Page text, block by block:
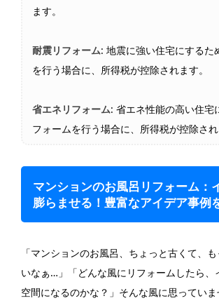
ます。
耐震リフォーム: 地震に強い住宅にするた
を行う場合に、所得税が控除されます。
省エネリフォーム: 省エネ性能の高い住宅
フォームを行う場合に、所得税が控除され
マンションのお風呂リフォーム：
膨らませる！豊富なアイデア事例
「マンションのお風呂、ちょっと古くて、
いなぁ…」「どんな風にリフォームしたら、
空間になるのかな？」そんな風に思ってい